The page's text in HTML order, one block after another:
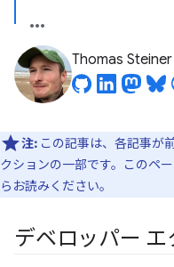
Thomas Steiner
注: この記事は、各記事が
クションの一部です。このペ
らお読みください。
デベロッパー